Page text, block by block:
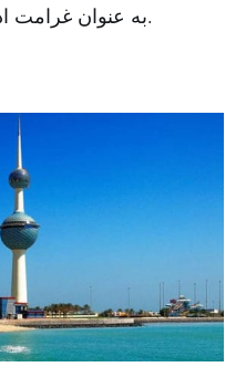
به عنوان غرامت اداری به دانشگاه پرداخت کند.